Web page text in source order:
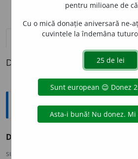
definiții (1)
Definiția cu ID-ul 895199:
Explicative DEX
DASCAL
sursa:
pentru milioane de
Cu o mică donație aniversară ne-
cuvintele la îndemâna